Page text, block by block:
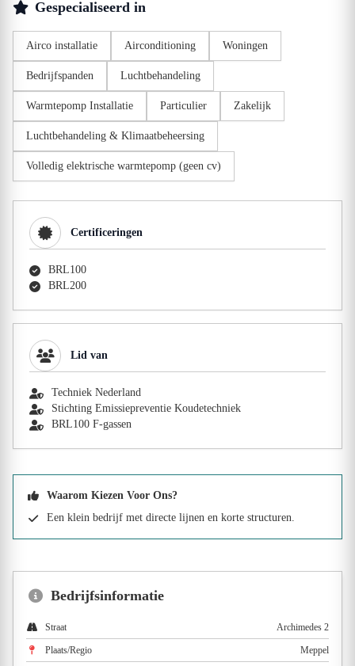
Gespecialiseerd in
Airco installatie Airconditioning Woningen
Bedrijfspanden Luchtbehandeling
Warmtepomp Installatie Particulier Zakelijk
Luchtbehandeling & Klimaatbeheersing
Volledig elektrische warmtepomp (geen cv)
Certificeringen
BRL100
BRL200
Lid van
Techniek Nederland
Stichting Emissiepreventie Koudetechniek
BRL100 F-gassen
Waarom Kiezen Voor Ons?
Een klein bedrijf met directe lijnen en korte structuren.
Bedrijfsinformatie
Straat Archimedes 2
Plaats/Regio Meppel